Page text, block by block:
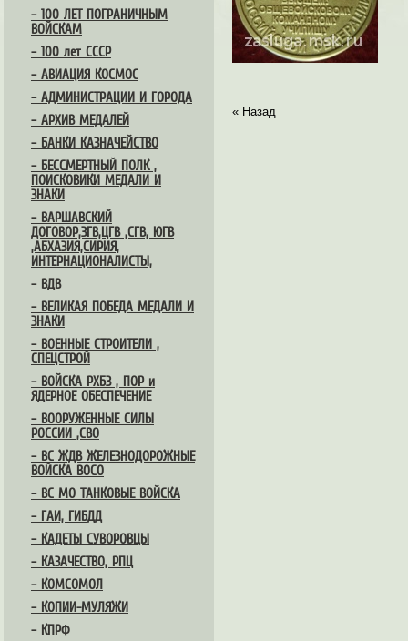
– 100 ЛЕТ ПОГРАНИЧНЫМ
ВОЙСКАМ
– 100 лет СССР
– АВИАЦИЯ КОСМОС
– АДМИНИСТРАЦИИ И ГОРОДА
– АРХИВ МЕДАЛЕЙ
– БАНКИ КАЗНАЧЕЙСТВО
– БЕССМЕРТНЫЙ ПОЛК ,
ПОИСКОВИКИ МЕДАЛИ И
ЗНАКИ
– ВАРШАВСКИЙ
ДОГОВОР,ЗГВ,ЦГВ ,СГВ, ЮГВ
,АБХАЗИЯ,СИРИЯ,
ИНТЕРНАЦИОНАЛИСТЫ,
– ВДВ
– ВЕЛИКАЯ ПОБЕДА МЕДАЛИ И
ЗНАКИ
– ВОЕННЫЕ СТРОИТЕЛИ ,
СПЕЦСТРОЙ
– ВОЙСКА РХБЗ , ПОР и
ЯДЕРНОЕ ОБЕСПЕЧЕНИЕ
– ВООРУЖЕННЫЕ СИЛЫ
РОССИИ ,СВО
– ВС ЖДВ ЖЕЛЕЗНОДОРОЖНЫЕ
ВОЙСКА ВОСО
– ВС МО ТАНКОВЫЕ ВОЙСКА
– ГАИ, ГИБДД
– КАДЕТЫ СУВОРОВЦЫ
– КАЗАЧЕСТВО, РПЦ
– КОМСОМОЛ
– КОПИИ-МУЛЯЖИ
– КПРФ
« Назад